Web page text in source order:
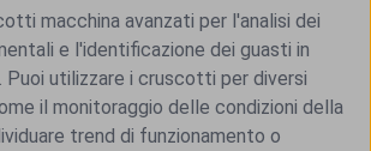
macchina avanzati per l'analisi dei
e l'identificazione dei guasti in
Puoi utilizzare i cruscotti per diversi
il monitoraggio delle condizioni della
trend di funzionamento o